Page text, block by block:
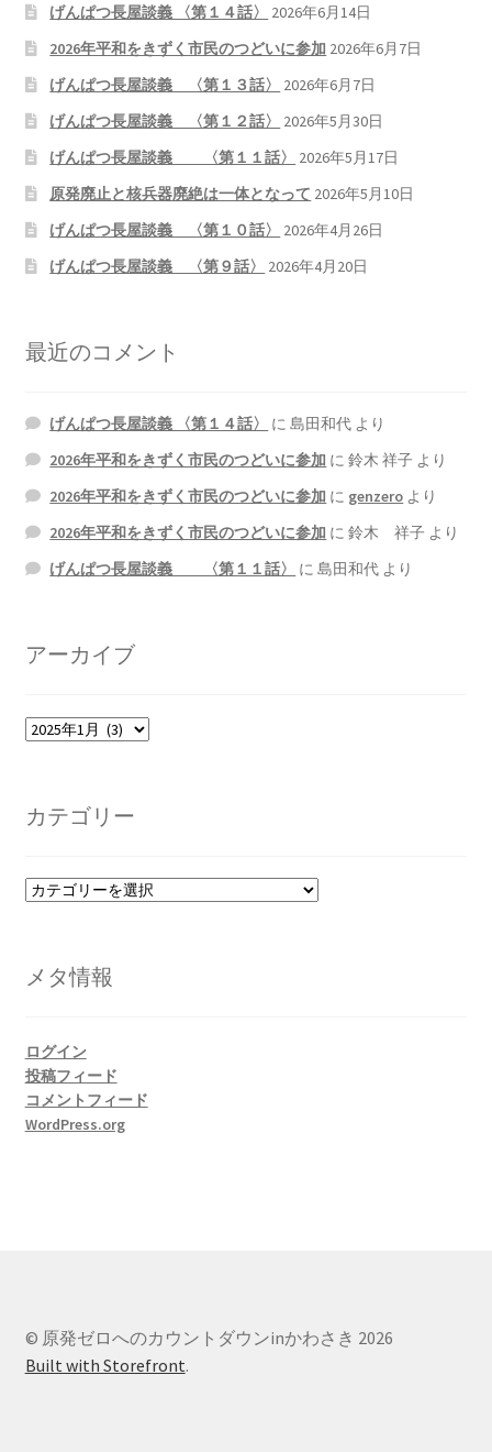
書籍
2022.12.29 原発事故と甲状腺がん
2023.1.26 「脱原発」成長論
2023.2.7 いまこそ私は原発に反対します
2025.9.30 市民エネルギーと地域主権
2026.5.3 原発を止めた町
2026.5.6 テレビと原発報道の60年
2026.5.15 原発をとめた人びと
問合せ・メルマガ
げんぱつ長屋談義 〈第１４話〉
2026年6月14日
2026年平和をきずく市民のつどいに参加 2026年6月7日
げんぱつ長屋談義 〈第１３話〉
2026年6月7日
げんぱつ長屋談義 〈第１２話〉
2026年5月30日
げんぱつ長屋談義 〈第１１話〉
2026年5月17日
原発廃止と核兵器廃絶は一体となって 2026年5月10日
げんぱつ長屋談義 〈第１０話〉
2026年4月26日
げんぱつ長屋談義 〈第９話〉
2026年4月20日
最近のコメント
げんぱつ長屋談義 〈第１４話〉 に島田和代 より
2026年平和をきずく市民のつどいに参加 に鈴木 祥子 より
2026年平和をきずく市民のつどいに参加 に genzero より
2026年平和をきずく市民のつどいに参加 に鈴木 祥子 より
げんぱつ長屋談義 〈第１１話〉
に島田和代 より
アーカイブ
ア
ブ
カテゴリー
カ
ー
メタ情報
ログイン
投稿フィード
コメントフィード
WordPress.org
© 原発ゼロへのカウントダウンinかわさき 2026
Built with Storefront.